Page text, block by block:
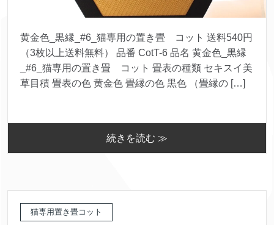
黄金色_黒縁_#6_猫専用の置き畳 コット 送料540円
（3枚以上送料無料） 品番 CotT-6 品名 黄金色_黒縁
_#6_猫専用の置き畳 コット 畳表の種類 セキスイ美
草目積 畳表の色 黄金色 畳縁の色 黒色 （畳縁の […]
続きを読む ≫
猫専用置き畳コット